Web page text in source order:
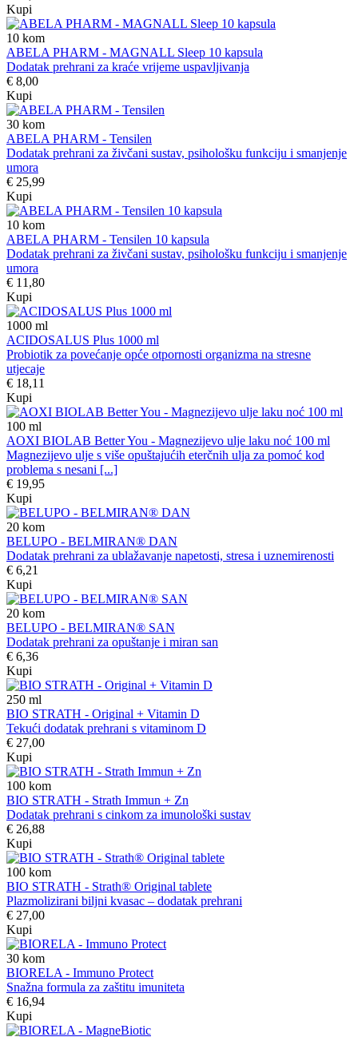
Kupi
10 kom
ABELA PHARM - MAGNALL Sleep 10 kapsula
Dodatak prehrani za kraće vrijeme uspavljivanja
€ 8,00
Kupi
30 kom
ABELA PHARM - Tensilen
Dodatak prehrani za živčani sustav, psihološku funkciju i smanjenje
umora
€ 25,99
Kupi
10 kom
ABELA PHARM - Tensilen 10 kapsula
Dodatak prehrani za živčani sustav, psihološku funkciju i smanjenje
umora
€ 11,80
Kupi
1000 ml
ACIDOSALUS Plus 1000 ml
Probiotik za povećanje opće otpornosti organizma na stresne
utjecaje
€ 18,11
Kupi
100 ml
AOXI BIOLAB Better You - Magnezijevo ulje laku noć 100 ml
Magnezijevo ulje s više opuštajućih eterčnih ulja za pomoć kod
problema s nesani [...]
€ 19,95
Kupi
20 kom
BELUPO - BELMIRAN® DAN
Dodatak prehrani za ublažavanje napetosti, stresa i uznemirenosti
€ 6,21
Kupi
20 kom
BELUPO - BELMIRAN® SAN
Dodatak prehrani za opuštanje i miran san
€ 6,36
Kupi
250 ml
BIO STRATH - Original + Vitamin D
Tekući dodatak prehrani s vitaminom D
€ 27,00
Kupi
100 kom
BIO STRATH - Strath Immun + Zn
Dodatak prehrani s cinkom za imunološki sustav
€ 26,88
Kupi
100 kom
BIO STRATH - Strath® Original tablete
Plazmolizirani biljni kvasac – dodatak prehrani
€ 27,00
Kupi
30 kom
BIORELA - Immuno Protect
Snažna formula za zaštitu imuniteta
€ 16,94
Kupi